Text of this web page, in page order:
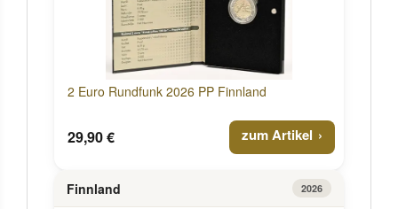
2 Euro Rundfunk 2026 PP Finnland
29,90 € zum Artikel
Finnland 2026